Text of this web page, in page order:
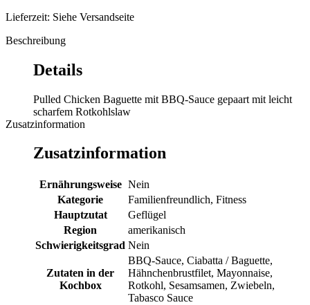
Lieferzeit: Siehe Versandseite
Beschreibung
Details
Pulled Chicken Baguette mit BBQ-Sauce gepaart mit leicht
scharfem Rotkohlslaw
Zusatzinformation
Zusatzinformation
Ernährungsweise Nein
Kategorie
Familienfreundlich, Fitness
Hauptzutat
Geflügel
Region
amerikanisch
Schwierigkeitsgrad Nein
Zutaten in der
Kochbox
BBQ-Sauce, Ciabatta / Baguette,
Hähnchenbrustfilet, Mayonnaise,
Rotkohl, Sesamsamen, Zwiebeln,
Tabasco Sauce